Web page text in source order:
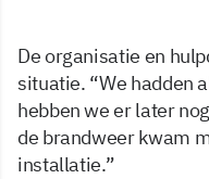
De organisatie en
situatie. “We hadden
hebben we er later
de brandweer kwam
installatie.”